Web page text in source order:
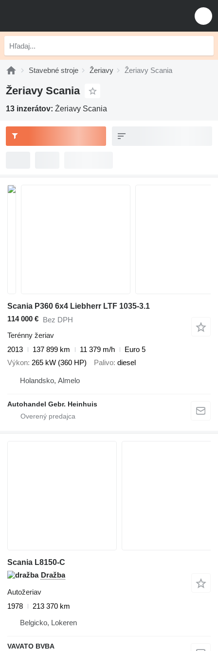
Stavebné stroje Žeriavy Žeriavy Scania
Žeriavy Scania
13 inzerátov: Žeriavy Scania
Scania P360 6x4 Liebherr LTF 1035-3.1
114 000 € Bez DPH
Terénny žeriav
2013
137 899 km 11 379 m/h
Euro 5
Výkon 265 kW (360 HP) Palivo diesel
Holandsko, Almelo
Autohandel Gebr. Heinhuis
Scania L8150-C
Dražba
Autožeriav
1978
213 370 km
Belgicko, Lokeren
VAVATO BVBA